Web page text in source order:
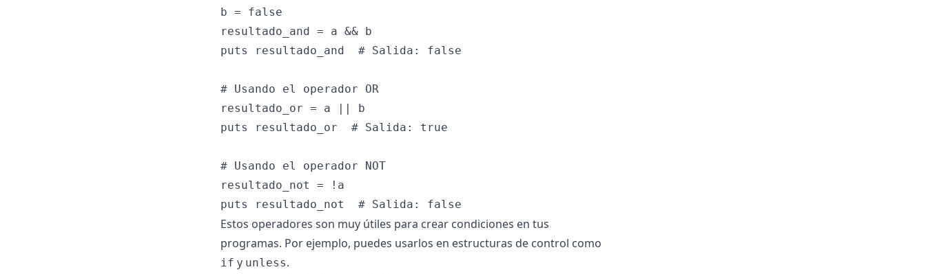
b = false
resultado_and = a && b
puts resultado_and  # Salida: false
# Usando el operador OR
resultado_or = a || b
puts resultado_or  # Salida: true
# Usando el operador NOT
resultado_not = !a
Estos operadores son muy útiles para crear condiciones en tus
programas. Por ejemplo, puedes usarlos en estructuras de control como
if y unless.